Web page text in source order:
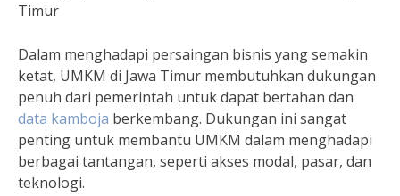
Timur
Dalam menghadapi persaingan bisnis yang semakin
ketat, UMKM di Jawa Timur membutuhkan dukungan
penuh dari pemerintah untuk dapat bertahan dan
data kamboja berkembang. Dukungan ini sangat
penting untuk membantu UMKM dalam menghadapi
berbagai tantangan, seperti akses modal, pasar, dan
teknologi.